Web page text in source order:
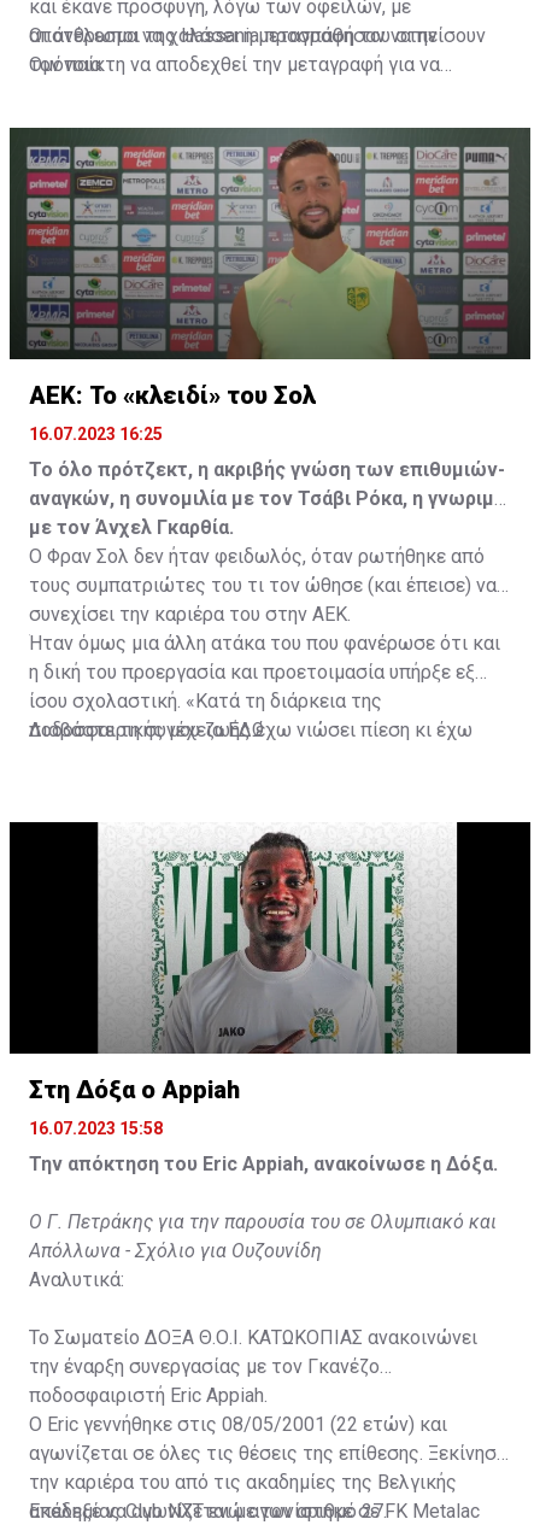
και έκανε προσφυγή, λόγω των οφειλών, με
αποτέλεσμα να χαλάσει η μεταγραφή του στην
Ομόνοια.
Οι άνθρωποι της Hassania προσπάθησαν να πείσουν
τον παίκτη να αποδεχθεί την μεταγραφή για να
μετακίνησή του, αλλά ο παίκτης αρνήθηκε και επέμεινε
να λύσει το συμβόλαιό του, ώστε να μετακομίσει
ελεύθερα σε οποιαδήποτε νέα ομάδα το τρέχον
καλοκαίρι.
ΑΕΚ: Το «κλειδί» του Σολ
16.07.2023 16:25
Το όλο πρότζεκτ, η ακριβής γνώση των επιθυμιών-
αναγκών, η συνομιλία με τον Τσάβι Ρόκα, η γνωριμία
με τον Άνχελ Γκαρθία.
Ο Φραν Σολ δεν ήταν φειδωλός, όταν ρωτήθηκε από
τους συμπατριώτες του τι τον ώθησε (και έπεισε) να
συνεχίσει την καριέρα του στην ΑΕΚ.
Ήταν όμως μια άλλη ατάκα του που φανέρωσε ότι και
η δική του προεργασία και προετοιμασία υπήρξε εξ
ίσου σχολαστική. «Κατά τη διάρκεια της
ποδοσφαιρικής μου ζωής έχω νιώσει πίεση κι έχω
31χρονος άσος.
Διαβάστε τη συνέχειαΕΔΩ
Στη Δόξα ο Appiah
16.07.2023 15:58
Την απόκτηση του Eric Appiah, ανακοίνωσε η Δόξα.
Ο Γ. Πετράκης για την παρουσία του σε Ολυμπιακό και
Απόλλωνα - Σχόλιο για Ουζουνίδη
Αναλυτικά:
Το Σωματείο ΔΟΞΑ Θ.Ο.Ι. ΚΑΤΩΚΟΠΙΑΣ ανακοινώνει
την έναρξη συνεργασίας με τον Γκανέζο
ποδοσφαιριστή Eric Appiah.
Ο Eric γεννήθηκε στις 08/05/2001 (22 ετών) και
αγωνίζεται σε όλες τις θέσεις της επίθεσης. Ξεκίνησε
την καριέρα του από τις ακαδημίες της Βελγικής
ακαδημίας Club NXT ενώ αγωνίστηκε σε FK Metalac
Επέλεξε να αγωνίζεται με τον αριθμό 27.